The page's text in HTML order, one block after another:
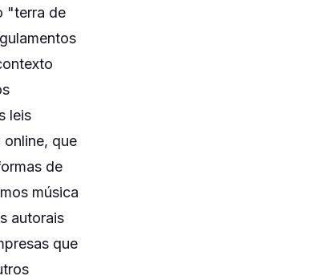
"terra de
leis
que
de
música
autorais
que